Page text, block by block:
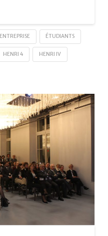
ENTREPRISE ÉTUDIANTS
HENRI 4 HENRI IV